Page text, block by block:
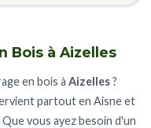
Bois à Aizelles
en bois à Aizelles?
partout en Aisne et
vous ayez besoin d'un